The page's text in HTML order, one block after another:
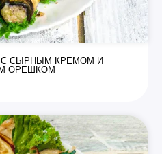
С СЫРНЫМ КРЕМОМ И
ОРЕШКОМ